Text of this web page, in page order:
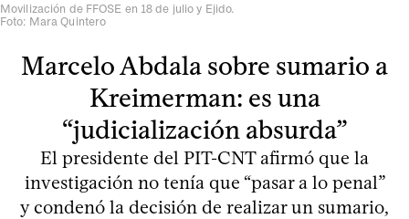
Movilización de FFOSE en 18 de julio y Ejido.
Foto: Mara Quintero
Marcelo Abdala sobre sumario a
Kreimerman: es una
“judicialización absurda”
El presidente del PIT-CNT afirmó que la
investigación no tenía que “pasar a lo penal”
y condenó la decisión de realizar un sumario,